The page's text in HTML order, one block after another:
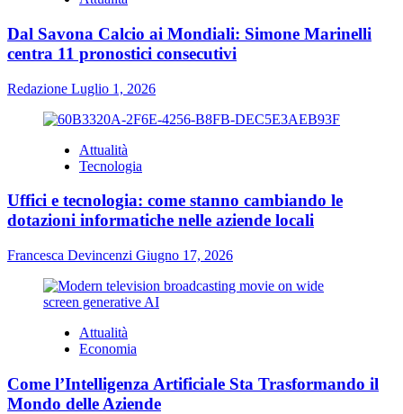
Dal Savona Calcio ai Mondiali: Simone Marinelli
centra 11 pronostici consecutivi
Redazione Luglio 1, 2026
Attualità
Tecnologia
Uffici e tecnologia: come stanno cambiando le
dotazioni informatiche nelle aziende locali
Francesca Devincenzi Giugno 17, 2026
Attualità
Economia
Come l’Intelligenza Artificiale Sta Trasformando il
Mondo delle Aziende